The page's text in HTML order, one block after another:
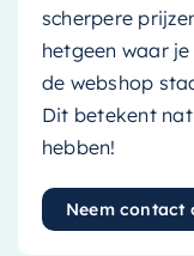
scherpere
hetgeen waar
de webshop
Dit betekent
hebben!
Neem contact